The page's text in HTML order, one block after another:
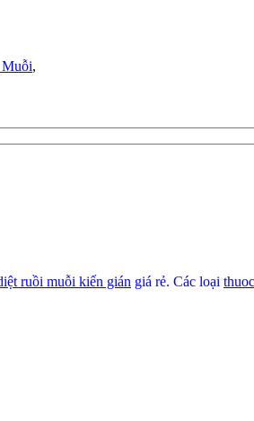
,
ruồi muỗi kiến gián giá rẻ. Các loại